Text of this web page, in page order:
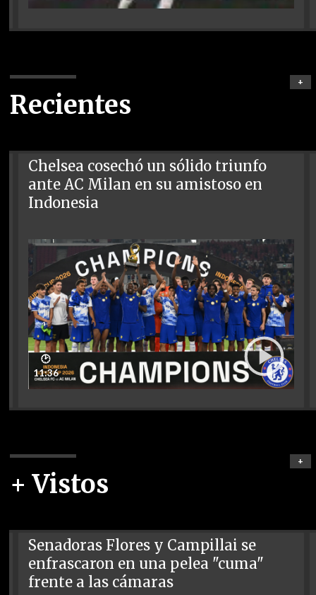
Recientes
+
Chelsea cosechó un sólido triunfo
ante AC Milan en su amistoso en
Indonesia
🕑
11:36
+ Vistos
+
Senadoras Flores y Campillai se
enfrascaron en una pelea "cuma"
frente a las cámaras